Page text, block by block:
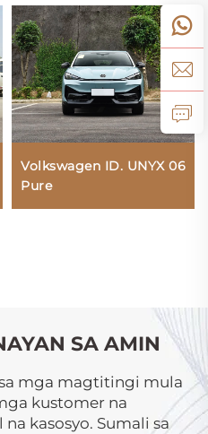
Volkswagen ID. UNYX 06
Pure
SA AMIN
mga magtitingi mula
kustomer na
kasosyo. Sumali sa